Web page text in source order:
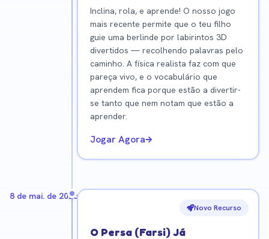
Inclina, rola, e aprende! O nosso jogo
mais recente permite que o teu filho
guie uma berlinde por labirintos 3D
divertidos — recolhendo palavras pelo
caminho. A física realista faz com que
pareça vivo, e o vocabulário que
aprendem fica porque estão a divertir-
se tanto que nem notam que estão a
aprender.
Jogar Agora
8 de mai. de 2026
Novo Recurso
O Persa (Farsi) Já